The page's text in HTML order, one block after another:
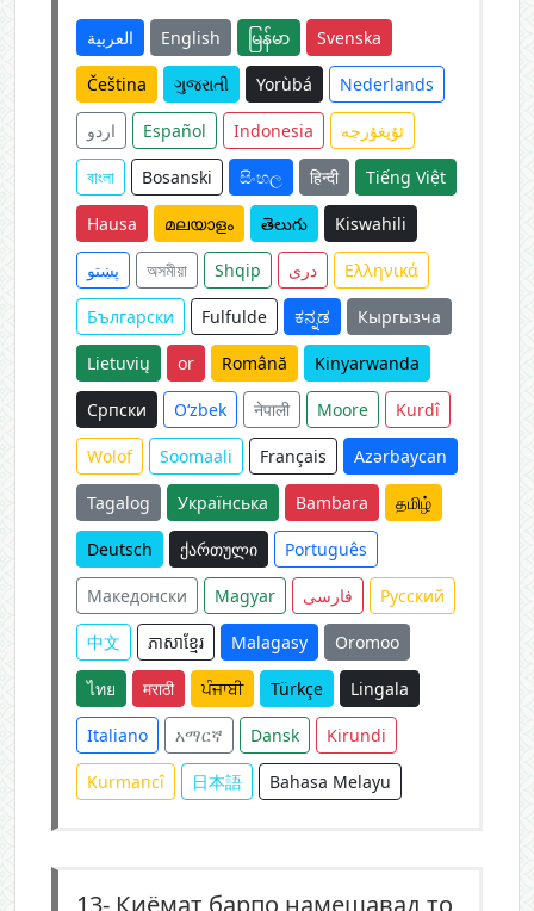
العربية English မြန်မာ Svenska
Čeština ગુજરાતી Yorùbá Nederlands
اردو Español Indonesia ئۇيغۇرچە
বাংলা Bosanski සිංහල हिन्दी Tiếng Việt
Hausa മലയാളം తెలుగు Kiswahili
پښتو অসমীয়া Shqip دری Ελληνικά
Български Fulfulde ಕನ್ನಡ Кыргызча
Lietuvių or Română Kinyarwanda
Српски O‘zbek नेपाली Moore Kurdî
Wolof Soomaali Français Azərbaycan
Tagalog Українська Bambara தமிழ்
Deutsch ქართული Português
Македонски Magyar فارسی Русский
中文 ភាសាខ្មែរ Malagasy Oromoo
ไทย मराठी ਪੰਜਾਬੀ Türkçe Lingala
Italiano አማርኛ Dansk Kirundi
Kurmancî 日本語 Bahasa Melayu
13- Қиёмат барпо намешавад то